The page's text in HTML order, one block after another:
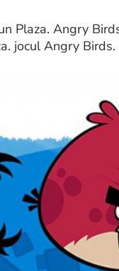
Plaza. Angry
jocul Angry Birds.